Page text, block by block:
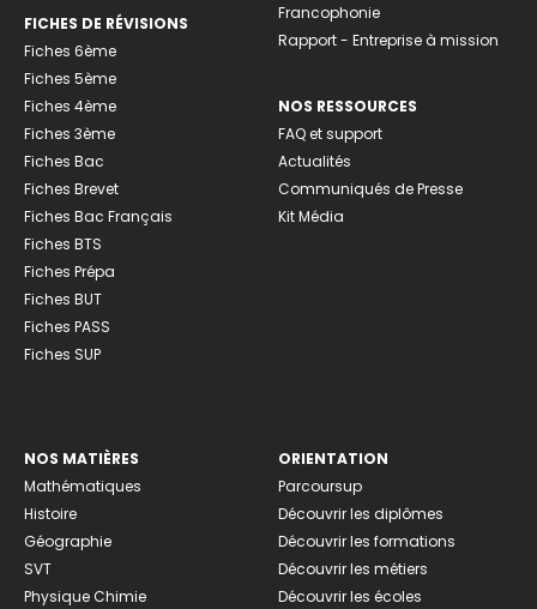
FICHES DE RÉVISIONS
Fiches 6ème
Fiches 5ème
Fiches 4ème
Fiches 3ème
Fiches Bac
Fiches Brevet
Fiches Bac Français
Fiches BTS
Fiches Prépa
Fiches BUT
Fiches PASS
Fiches SUP
Francophonie
Rapport - Entreprise à mission
NOS RESSOURCES
FAQ et support
Actualités
Communiqués de Presse
Kit Média
NOS MATIÈRES
Mathématiques
Histoire
Géographie
SVT
Physique Chimie
ORIENTATION
Parcoursup
Découvrir les diplômes
Découvrir les formations
Découvrir les métiers
Découvrir les écoles